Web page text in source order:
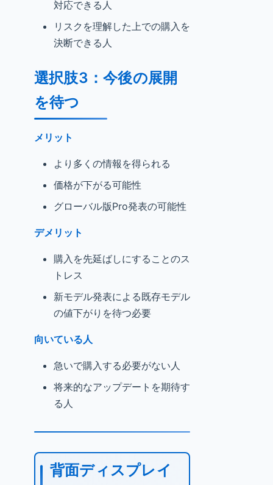
対応できる人
リスクを理解した上での購入を
決断できる人
選択肢3：今後の展開
を待つ
メリット
より多くの情報を得られる
価格が下がる可能性
グローバル版Pro発表の可能性
デメリット
購入を先延ばしにすることのス
トレス
新モデル発表による既存モデル
の値下がりを待つ必要
向いている人
急いで購入する必要がない人
将来的なアップデートを期待す
る人
背面ディスプレイ